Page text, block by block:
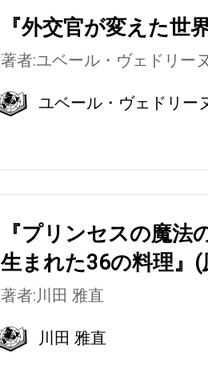
『外交官が変えた世
著者:ユベール・ヴェドリー
ユベール・ヴェドリー
『プリンセスの魔
生まれた36の料理』(
著者:川田 雅直
川田 雅直